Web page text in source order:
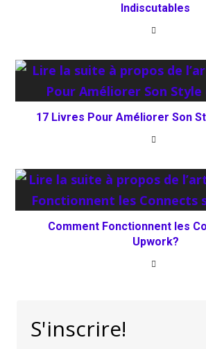
Indiscutables
17 Livres Pour Améliorer Son
Comment Fonctionnent les
Upwork?
S'inscrire!